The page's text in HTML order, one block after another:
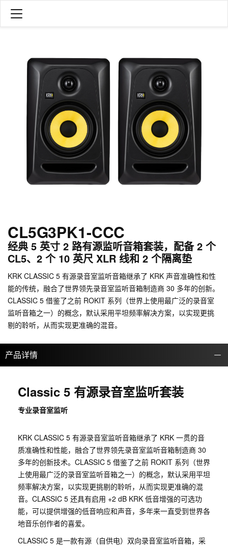
CL5G3PK1-CCC
经典 5 英寸 2 路有源监听音箱套装，配备 2 个
CL5、2 个 10 英尺 XLR 线和 2 个隔离垫
KRK CLASSIC 5 有源录音室监听音箱继承了 KRK 声音准确性和性
能的传统，融合了世界领先录音室监听音箱制造商 30 多年的创新。
CLASSIC 5 借鉴了之前 ROKIT 系列（世界上使用最广泛的录音室
监听音箱之一）的概念，默认采用平坦频率解决方案，以实现更挑
剔的聆听，从而实现更准确的混音。
产品详情
Classic 5 有源录音室监听套装
专业录音室监听
KRK CLASSIC 5 有源录音室监听音箱继承了 KRK 一贯的音
质准确性和性能，融合了世界领先录音室监听音箱制造商 30
多年的创新技术。CLASSIC 5 借鉴了之前 ROKIT 系列（世界
上使用最广泛的录音室监听音箱之一）的概念，默认采用平坦
频率解决方案，以实现更挑剔的聆听，从而实现更准确的混
音。CLASSIC 5 还具有启用 +2 dB KRK 低音增强的可选功
能，可以提供增强的低音响应和声音，多年来一直受到世界各
地音乐创作者的喜爱。
CLASSIC 5 是一款有源（自供电）双向录音室监听音箱，采